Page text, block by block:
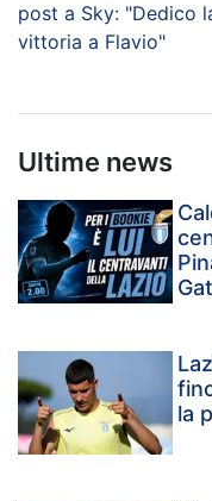
post a Sky: "Dedico
vittoria a Flavio"
Ultime news
la